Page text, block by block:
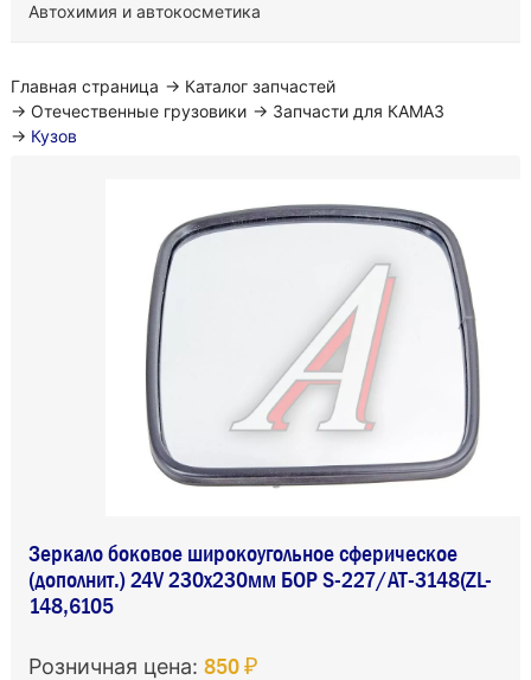
Автохимия и автокосметика
Главная страница → Каталог запчастей
→ Отечественные грузовики → Запчасти для КАМАЗ
→ Кузов
Зеркало боковое широкоугольное сферическое
(дополнит.) 24V 230х230мм БОР S-227/АТ-3148(ZL-
148,6105
Розничная цена: 850 ₽